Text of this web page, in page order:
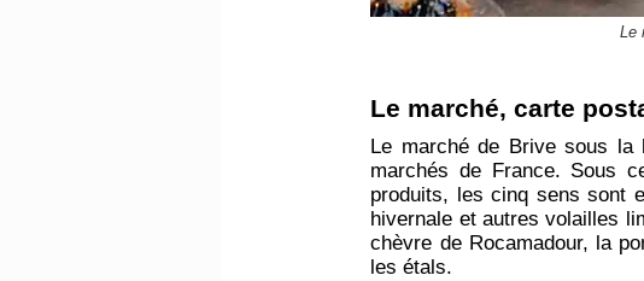
Le
​Le marché, carte
Le marché de Brive sous la
marchés de France. Sous
produits, les cinq sens sont
hivernale et autres volailles
chèvre de Rocamadour, la
les étals.